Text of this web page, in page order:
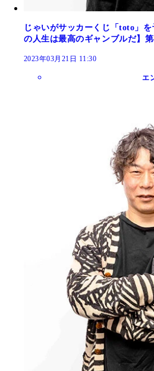
じゃいがサッカーくじ「toto」
の人生は最高のギャンブルだ】第
2023年03月21日 11:30
エ